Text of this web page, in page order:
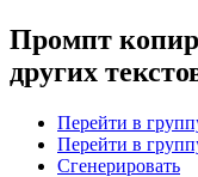
Промпт
других
Перейти в
Перейти в
Сгенерировать